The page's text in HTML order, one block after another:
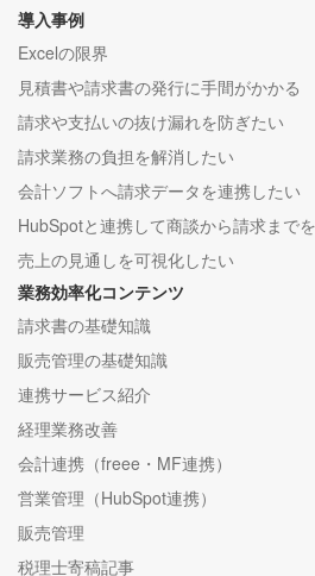
導入事例
Excelの限界
見積書や請求書の発行に手間がかかる
請求や支払いの抜け漏れを防ぎたい
請求業務の負担を解消したい
会計ソフトへ請求データを連携したい
HubSpotと連携して商談から請求まで
売上の見通しを可視化したい
業務効率化コンテンツ
請求書の基礎知識
販売管理の基礎知識
連携サービス紹介
経理業務改善
会計連携（freee・MF連携）
営業管理（HubSpot連携）
販売管理
税理士寄稿記事